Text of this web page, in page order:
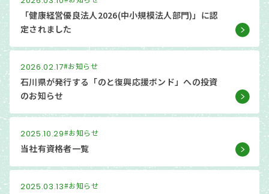
「健康経営優良法人2026(中小規模法人部門)」に認
定されました
2026.02.17#お知らせ
石川県が発行する「のと復興応援ボンド」への投資
のお知らせ
2025.10.29#お知らせ
当社有資格者一覧
2025.03.13#お知らせ